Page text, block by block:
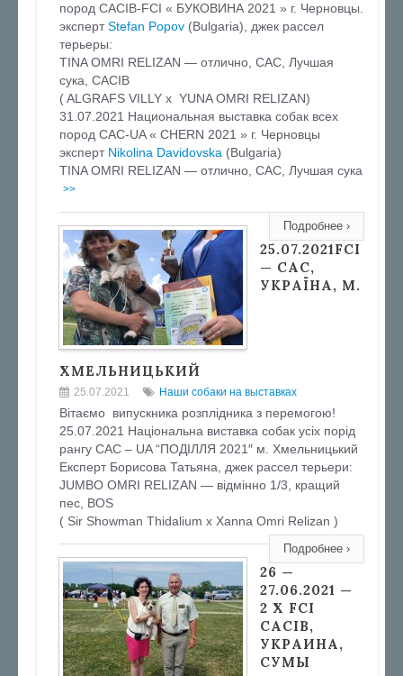
пород CACIB-FCI « БУКОВИНА 2021 » г. Черновцы.
экспертStefan Popov (Bulgaria), джек рассел
терьеры:
TINA OMRI RELIZAN — отлично, САС, Лучшая
сука, CACIB
( ALGRAFS VILLY х YUNA OMRI RELIZAN)
31.07.2021 Национальная выставка собак всех
пород CAC-UA « CHERN 2021 » г. Черновцы
эксперт Nikolina Davidovska (Bulgaria)
TINA OMRI RELIZAN — отлично, САС, Лучшая сука
>>
Подробнее ›
25.07.2021FCI
— САС,
УКРАЇНА, М.
ХМЕЛЬНИЦЬКИЙ
25.07.2021 Наши собаки на выставках
Вітаємо випускника розплідника з перемогою!
25.07.2021 Національна виставка собак усіх порід
рангу САС – UA “ПОДІЛЛЯ 2021″ м. Хмельницький
Експерт Борисова Татьяна, джек рассел терьери:
JUMBO OMRI RELIZAN — відмінно 1/3, кращий
пес, BOS
( Sir Showman Thidalium х Xanna Omri Relizan )
Подробнее ›
26 —
27.06.2021 —
2 X FCI
CACIB,
УКРАИНА,
СУМЫ